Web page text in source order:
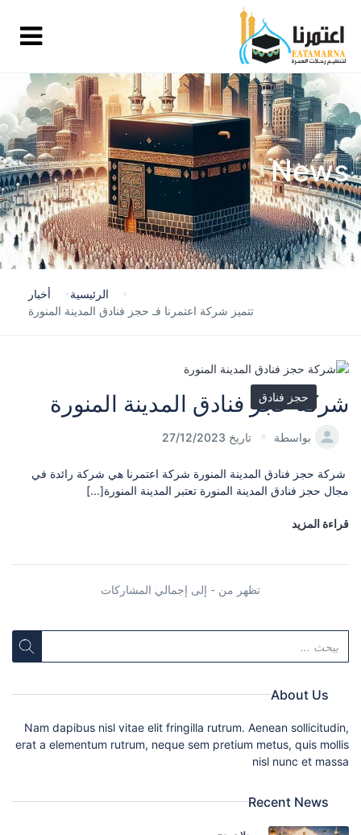
News
الرئيسية
أخبار
تتميز شركة اعتمرنا فـ حجز فنادق المدينة المنورة
حجز فنادق
شركة حجز فنادق المدينة المنورة
بواسطة تاريخ 27/12/2023
شركة حجز فنادق المدينة المنورة شركة اعتمرنا هي شركة رائدة في
مجال حجز فنادق المدينة المنورة تعتبر المدينة المنورة[...]
قراءة المزيد
تظهر من - إلى إجمالي المشاركات
About Us
Nam dapibus nisl vitae elit fringilla rutrum. Aenean sollicitudin,
erat a elementum rutrum, neque sem pretium metus, quis mollis
nisl nunc et massa
Recent News